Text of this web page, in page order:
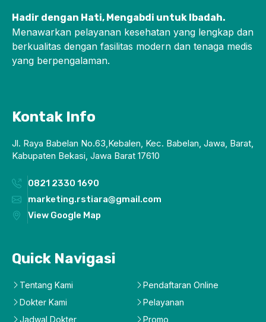
Hadir dengan Hati, Mengabdi untuk Ibadah.
Menawarkan pelayanan kesehatan yang lengkap dan
berkualitas dengan fasilitas modern dan tenaga medis
yang berpengalaman.
Kontak Info
Jl. Raya Babelan No.63,Kebalen, Kec. Babelan, Jawa, Barat,
Kabupaten Bekasi, Jawa Barat 17610
0821 2330 1690
marketing.rstiara@gmail.com
View Google Map
Quick Navigasi
Tentang Kami
Pendaftaran Online
Dokter Kami
Pelayanan
Jadwal Dokter
Promo